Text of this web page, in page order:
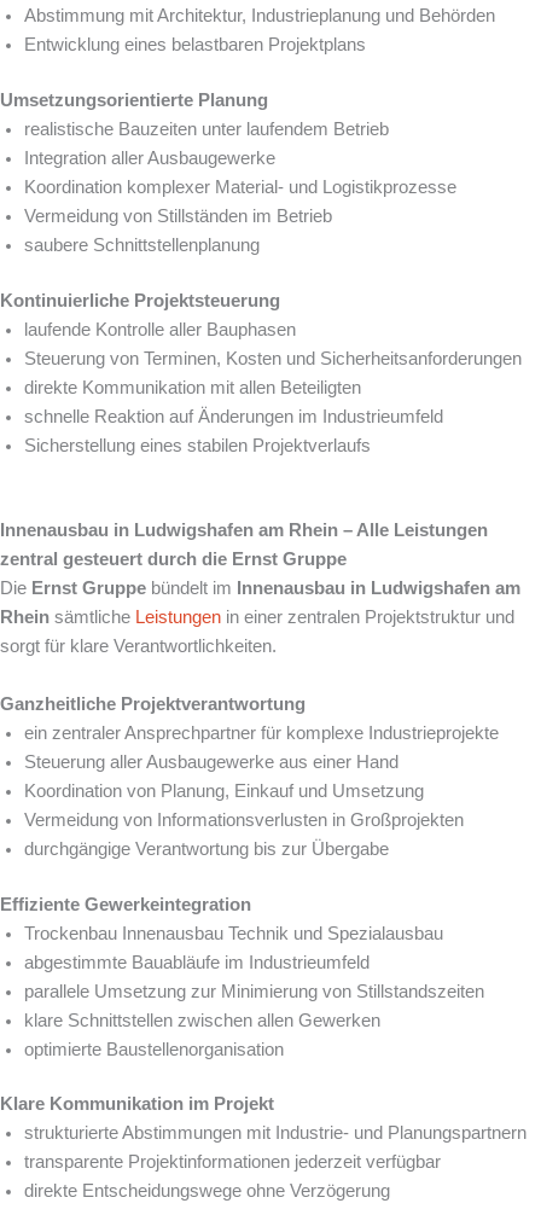
Abstimmung mit Architektur, Industrieplanung und Behörden
Entwicklung eines belastbaren Projektplans
Umsetzungsorientierte Planung
realistische Bauzeiten unter laufendem Betrieb
Integration aller Ausbaugewerke
Koordination komplexer Material- und Logistikprozesse
Vermeidung von Stillständen im Betrieb
saubere Schnittstellenplanung
Kontinuierliche Projektsteuerung
laufende Kontrolle aller Bauphasen
Steuerung von Terminen, Kosten und Sicherheitsanforderungen
direkte Kommunikation mit allen Beteiligten
schnelle Reaktion auf Änderungen im Industrieumfeld
Sicherstellung eines stabilen Projektverlaufs
Innenausbau in Ludwigshafen am Rhein – Alle Leistungen
zentral gesteuert durch die Ernst Gruppe
Die Ernst Gruppe bündelt im
Innenausbau in Ludwigshafen am
Rhein sämtliche Leistungen in einer zentralen Projektstruktur und
sorgt für klare Verantwortlichkeiten.
Ganzheitliche Projektverantwortung
ein zentraler Ansprechpartner für komplexe Industrieprojekte
Steuerung aller Ausbaugewerke aus einer Hand
Koordination von Planung, Einkauf und Umsetzung
Vermeidung von Informationsverlusten in Großprojekten
durchgängige Verantwortung bis zur Übergabe
Effiziente Gewerkeintegration
Trockenbau Innenausbau Technik und Spezialausbau
abgestimmte Bauabläufe im Industrieumfeld
parallele Umsetzung zur Minimierung von Stillstandszeiten
klare Schnittstellen zwischen allen Gewerken
optimierte Baustellenorganisation
Klare Kommunikation im Projekt
strukturierte Abstimmungen mit Industrie- und Planungspartnern
transparente Projektinformationen jederzeit verfügbar
direkte Entscheidungswege ohne Verzögerung